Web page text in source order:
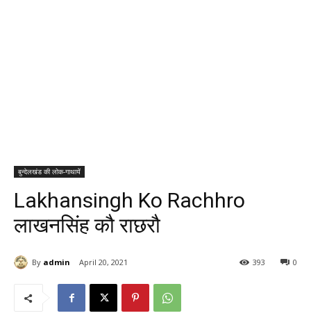
बुन्देलखंड की लोक-गाथायें
Lakhansingh Ko Rachhro
लाखनसिंह कौ राछरौ
By admin April 20, 2021 0
393